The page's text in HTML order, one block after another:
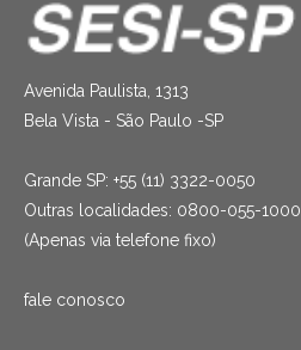
Avenida Paulista, 1313
Bela Vista - São Paulo -SP
Grande SP: +55 (11) 3322-0050
Outras localidades: 0800-055-1000
(Apenas via telefone fixo)
fale conosco